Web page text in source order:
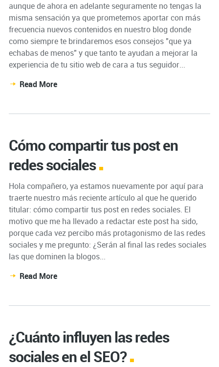
aunque de ahora en adelante seguramente no tengas la
misma sensación ya que prometemos aportar con más
frecuencia nuevos contenidos en nuestro blog donde
como siempre te brindaremos esos consejos "que ya
echabas de menos" y que tanto te ayudan a mejorar la
experiencia de tu sitio web de cara a tus seguidor...
Read More
Cómo compartir tus post en
redes sociales
Hola compañero, ya estamos nuevamente por aquí para
traerte nuestro más reciente artículo al que he querido
titular: cómo compartir tus post en redes sociales. El
motivo que me ha llevado a redactar este post ha sido,
porque cada vez percibo más protagonismo de las redes
sociales y me pregunto: ¿Serán al final las redes sociales
las que dominen la blogos...
Read More
¿Cuánto influyen las redes
sociales en el SEO?